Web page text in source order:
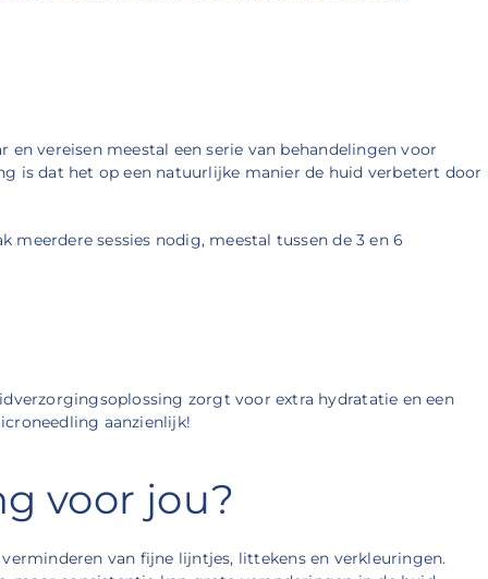
vereisen meestal een serie van behandelingen voor
is dat het op een natuurlijke manier de huid verbetert door
sessies nodig, meestal tussen de 3 en 6
zorgt voor extra hydratatie en een
aanzienlijk!
voor jou?
van fijne lijntjes, littekens en verkleuringen.